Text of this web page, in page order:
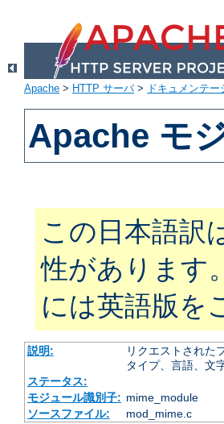
Apache > HTTP サーバ> ドキュメンテー
Apache モ
この日本語訳
性があります
には英語版を
説明:
リクエストされた
タイプ、言語、文
ステータス:
モジュール識別子: mime_module
ソースファイル:
mod_mime.c